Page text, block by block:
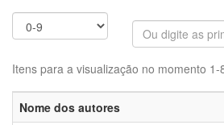
Itens para a visualização no momento 1-
Nome dos autores